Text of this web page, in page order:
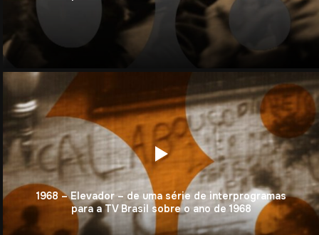
1968 – Elevador – de uma série de interprogramas
para a TV Brasil sobre o ano de 1968